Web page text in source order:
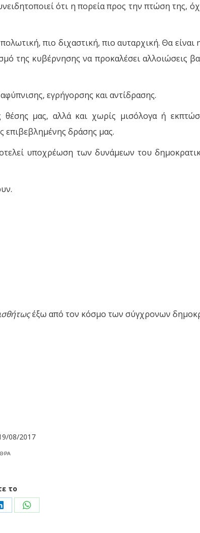
ότι η πορεία προς την πτώση της,
πιο διχαστική, πιο αυταρχική. Θα είναι
της κυβέρνησης να προκαλέσει αλλοιώσεις
εγρήγορσης και αντίδρασης.
θέσης μας, αλλά και χωρίς μισόλογα ή
επιβεβλημένης δράσης μας.
υποχρέωση των δυνάμεων του
έξω από τον κόσμο των σύγχρονων
08/2017
το
Share